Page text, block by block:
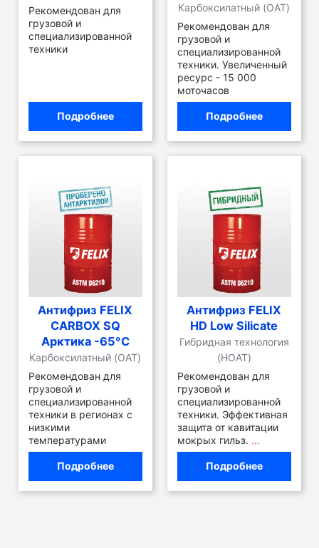
Рекомендован для
грузовой и
специализированной
техники
Подробнее
Карбоксилатный (OAT)
Рекомендован для
грузовой и
специализированной
техники. Увеличенный
ресурс - 15 000
моточасов
Подробнее
Антифриз FELIX
CARBOX SQ
Арктика -65°C
Карбоксилатный (OAT)
Рекомендован для
грузовой и
специализированной
техники в регионах с
низкими
температурами
Подробнее
Антифриз FELIX
HD Low Silicate
Гибридная технология
(HOAT)
Рекомендован для
грузовой и
специализированной
техники. Эффективная
защита от кавитации
мокрых гильз. ...
Подробнее